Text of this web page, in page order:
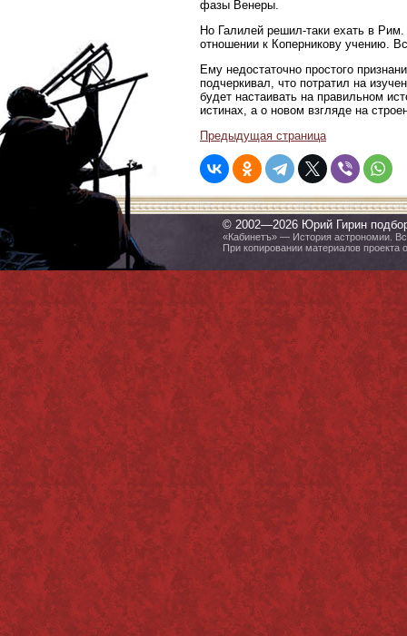
фазы Венеры.
Но Галилей решил-таки ехать в
отношении к Коперникову учению.
Ему недостаточно простого
подчеркивал, что потратил на
будет настаивать на правильном
истинах, а о новом взгляде на
Предыдущая страница
© 2002—2026 Юрий Гирин
«Кабинетъ» — История астрономии.
При копировании материалов проекта